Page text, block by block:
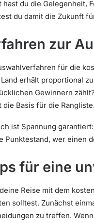
hast du die Gelegenheit,
du damit die Zukunft
zur
für die
erhält proportional
Gewinnern
die Basis für die
ist Spannung
Punktestand, wer einen
für eine
Reise mit dem
solltest. Zunächst
zu treffen.